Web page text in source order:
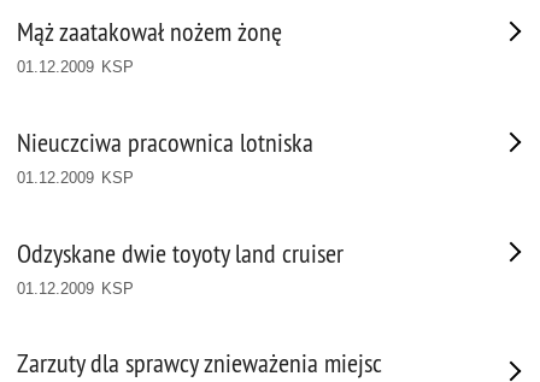
Mąż zaatakował nożem żonę
01.12.2009 KSP
Nieuczciwa pracownica lotniska
01.12.2009 KSP
Odzyskane dwie toyoty land cruiser
01.12.2009 KSP
Zarzuty dla sprawcy znieważenia miejsc